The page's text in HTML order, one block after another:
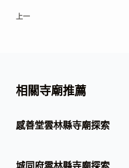
上一
相關寺廟推薦
感善堂雲林縣寺廟探索
城同府雲林縣寺廟探索